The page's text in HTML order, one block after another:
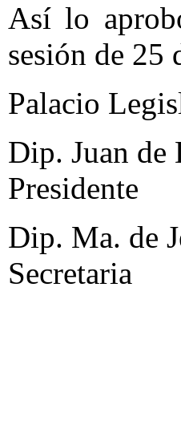
Así lo
sesión de 25
Palacio
Dip. Juan de
Presidente
Dip. Ma. de
Secretaria